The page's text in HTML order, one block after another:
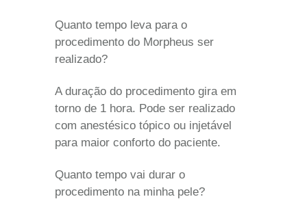
Quanto tempo leva para o
procedimento do Morpheus ser
realizado?
A duração do procedimento gira em
torno de 1 hora. Pode ser realizado
com anestésico tópico ou injetável
para maior conforto do paciente.
Quanto tempo vai durar o
procedimento na minha pele?